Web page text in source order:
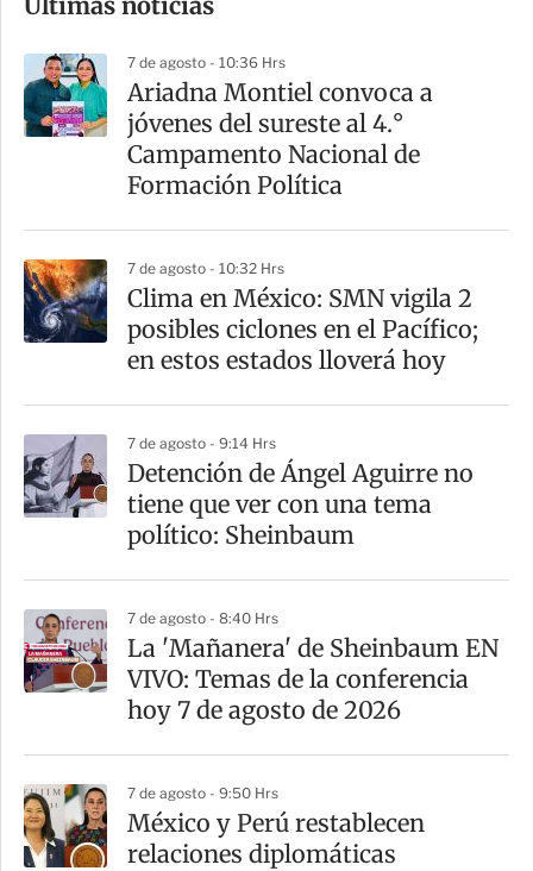
m
a
r
t
7 de agosto - 10:36 Hrs
Ariadna Montiel convoca a
jóvenes del sureste al 4.°
Campamento Nacional de
Formación Política
7 de agosto - 10:32 Hrs
Clima en México: SMN vigila 2
posibles ciclones en el Pacífico;
en estos estados lloverá hoy
7 de agosto - 9:14 Hrs
Detención de Ángel Aguirre no
tiene que ver con una tema
político: Sheinbaum
7 de agosto - 8:40 Hrs
La 'Mañanera' de Sheinbaum EN
VIVO: Temas de la conferencia
hoy 7 de agosto de 2026
7 de agosto - 9:50 Hrs
México y Perú restablecen
relaciones diplomáticas